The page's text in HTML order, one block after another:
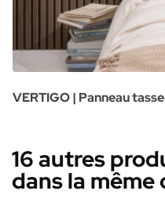
VERTIGO | Panneau
16 autres
dans la